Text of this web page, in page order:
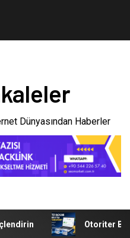
Dünyasından Haberler
Otoriter